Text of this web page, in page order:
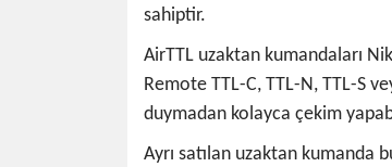
sahiptir.
AirTTL uzaktan kumandaları
Remote TTL-C, TTL-N, TTL-S
duymadan kolayca çekim
Ayrı satılan uzaktan kumanda